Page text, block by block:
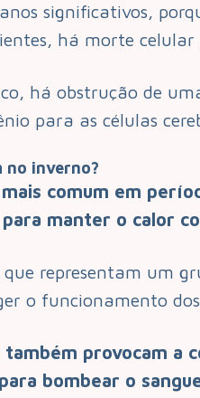
significativos,
há morte
há obstrução de
para as células
no inverno?
mais comum em
manter o calor
que representam um
o funcionamento
provocam a
bombear o